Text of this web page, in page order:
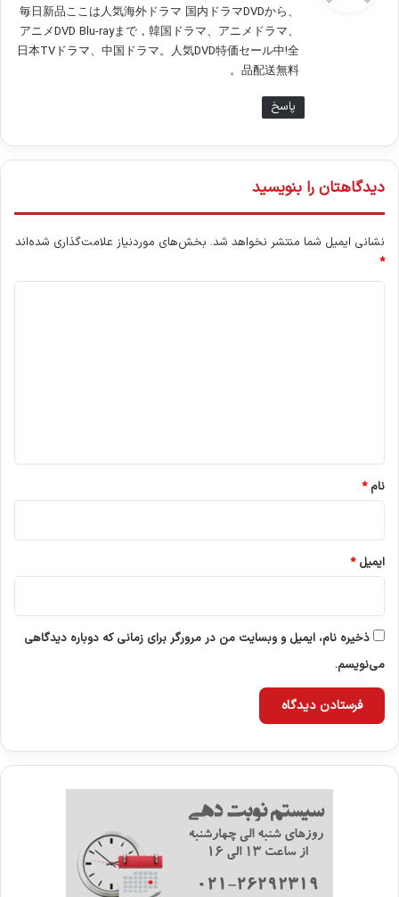
:
毎日新品ここは人気海外ドラマ 国内ドラマDVDから、
アニメDVD Blu-rayまで，韓国ドラマ、アニメドラマ、
日本TVドラマ、中国ドラマ。人気DVD特価セール中!全
品配送無料。
پاسخ
دیدگاهتان را بنویسید
نشانی ایمیل شما منتشر نخواهد شد. بخش‌های موردنیاز علامت‌گذاری شده‌اند
*
نام*
ایمیل*
ذخیره نام، ایمیل و وبسایت من در مرورگر برای زمانی که دوباره دیدگاهی
می‌نویسم.